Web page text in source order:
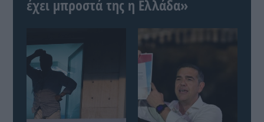
έχει μπροστά της η Ελλάδα»